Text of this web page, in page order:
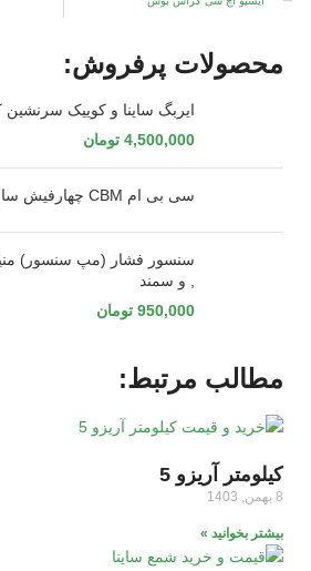
محصولات پرفروش:
ایربگ ساینا و کوییک سرنشین
4,500,000 تومان
سی بی ام CBM چهارفیش سازه پویش
, و سمند
950,000 تومان
مطالب مرتبط:
کیلومتر آریزو 5
8 بهمن, 1403
بیشتر بخوانید »